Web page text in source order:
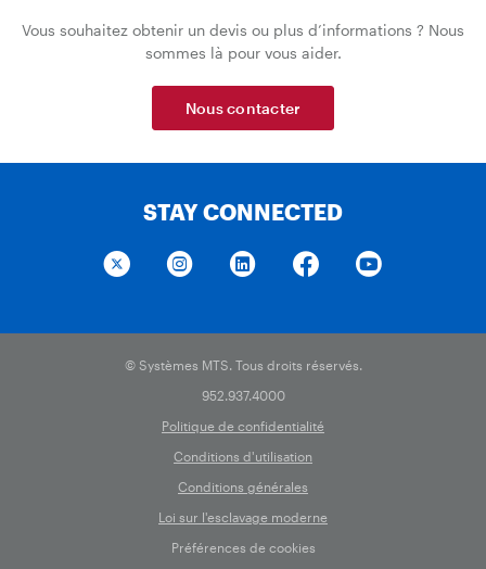
Vous souhaitez obtenir un devis ou plus d’informations ? Nous
sommes là pour vous aider.
Nous contacter
STAY CONNECTED
© Systèmes MTS. Tous droits réservés.
952.937.4000
Politique de confidentialité
Conditions d'utilisation
Conditions générales
Loi sur l'esclavage moderne
Préférences de cookies